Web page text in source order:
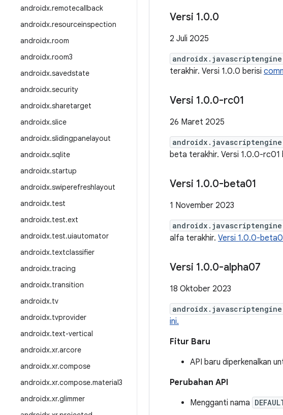
androidx.remotecallback
androidx.resourceinspection
androidx.room
androidx.room3
androidx.savedstate
androidx.security
androidx.sharetarget
androidx.slice
androidx.slidingpanelayout
androidx.sqlite
androidx.startup
androidx.swiperefreshlayout
androidx.test
androidx.test.ext
androidx.test.uiautomator
androidx.textclassifier
androidx.tracing
androidx.transition
androidx.tv
androidx.tvprovider
androidx.text-vertical
androidx.xr.arcore
androidx.xr.compose
androidx.xr.compose.material3
androidx.xr.glimmer
Versi 1.0.0
2 Juli 2025
terakhir. Versi 1.0.0 berisi
Versi 1.0.0-rc01
26 Maret 2025
beta terakhir. Versi 1.0.0-rc01
Versi 1.0.0-beta01
1 November 2023
alfa terakhir. Versi 1.0.0-
Versi 1.0.0-alpha07
18 Oktober 2023
ini.
Fitur Baru
API baru diperkenalkan
Perubahan API
Mengganti nama